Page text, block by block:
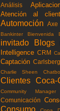
Análisis
Atención al
Automoción Axe
Bankinter Bienvenida
invitado
Blogs
Intelligence CRM
Captación Carlsberg
Charlie Sheen
Clientes Coca-
Community Manager
Comunicación
Consumo